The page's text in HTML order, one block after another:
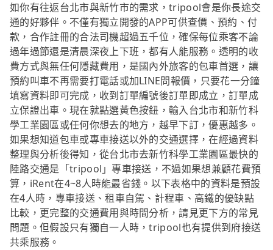
如你有往返台北市與新竹市的需求，tripool會是你長途交
通的好夥伴。不僅有獨立開發的APP可供查價、預約、付
款，合作註冊的合法司機超過五千位，確保每位乘客不論
過年過節還是清晨深夜上下班，都有人能服務。透明的收
費方式與無任何隱藏費用，是國內外旅客的包車首選，讓
預約叫車不再需要打電話或加LINE問報價，只要花一分鐘
填寫資料即可完成，收到訂單編號後訂單即成立，訂單成
立保證出車。現在就點選黃色按鈕，輸入台北市和新竹科
學工業園區或任何你想去的地方，越早下訂，優惠越多。
如果想知道包車或專車接送以外的交通選擇，在經過資料
整理與分析後得知，從台北市去新竹科學工業園區最快的
陸路交通是「tripool」專車接送，不過如果想兼顧花費預
算，iRent在4~8人時能最省錢。以下表格中的資料是預設
在4人時，專車接送、租車自駕、計程車、高鐵的優缺點
比較，更完整的交通費用與時間分析，請見更下方的常見
問題。但假設只有獨自一人時，tripool也有提供到府接送
共乘服務。